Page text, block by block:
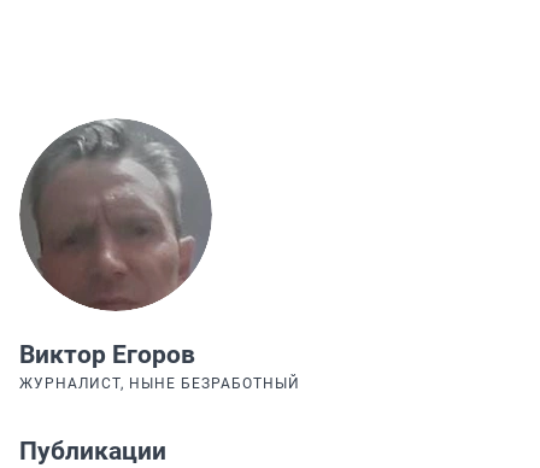
Виктор Егоров
ЖУРНАЛИСТ, НЫНЕ БЕЗРАБОТНЫЙ
Публикации